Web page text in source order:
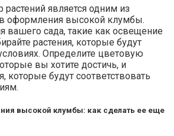
является одним из
оформления высокой клумбы.
вашего сада, такие как освещение
растения, которые будут
Определите цветовую
вы хотите достичь, и
которые будут соответствовать
высокой клумбы: как сделать ее еще